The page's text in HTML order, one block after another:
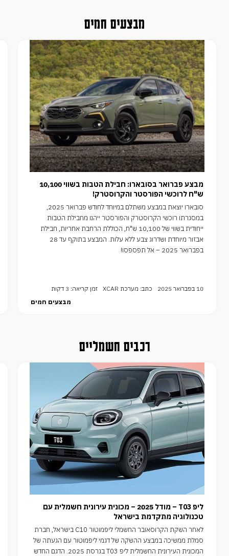
מבצעים חמים
מבצע פברואר בסובארו: חבילת הטבות בשווי 10,100
ש"ח לרוכשי הפורסטר והקרוסטרק!
סובארו יוצאת במבצע משתלם במיוחד לחודש פברואר 2025,
במסגרתו רוכשי הקרוסטרק והפורסטר ייהנו מחבילת הטבות
ייחודית בשווי של 10,100 ש"ח, הכוללת הרחבת אחריות, חבילת
אבזור מיוחדת ושדרוג צבע ללא עלות. המבצע בתוקף עד 28
בפברואר 2025 – אל תפספסו!
10 בפברואר 2025 כתב: מערכת XCAR
זמן קריאה: 3 דקות
מבצעים חמים
רכבים חשמליים
ליפ T03 – מודל 2025 – מכונית עירונית חשמלית עם
טכנולוגיה מתקדמת בישראל
לאחר השקת הקרוסאובר החשמלי ליפמוטור C10 בישראל, חברת
סמלת ממשיכה במבצע ההשקה של דגמי ליפמוטור עם הגעתה של
המכונית העירונית החשמלית ליפ T03 בגרסת 2025. הדגם החדש